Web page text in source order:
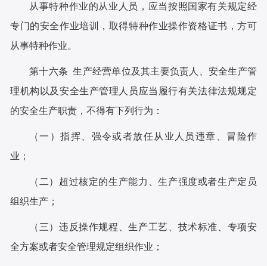
从事特种作业的从业人员，应当按照国家有关规定经
专门的安全作业培训，取得特种作业操作资格证书，方可
从事特种作业。
第十六条 生产经营单位及其主要负责人、安全生产管
理机构以及安全生产管理人员应当履行有关法律法规规定
的安全生产职责，不得有下列行为：
（一）指挥、强令或者放任从业人员违章、冒险作
业；
（二）超过核定的生产能力、生产强度或者生产定员
组织生产；
（三）违反操作规程、生产工艺、技术标准、专项安
全方案或者安全管理规定组织作业；